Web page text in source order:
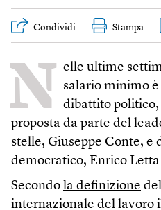
Condividi Stampa
N elle ultime
salario minimo
dibattito politico,
proposta da parte del
stelle, Giuseppe Conte, e
democratico, Enrico
Secondo la definizione
internazionale del lavoro